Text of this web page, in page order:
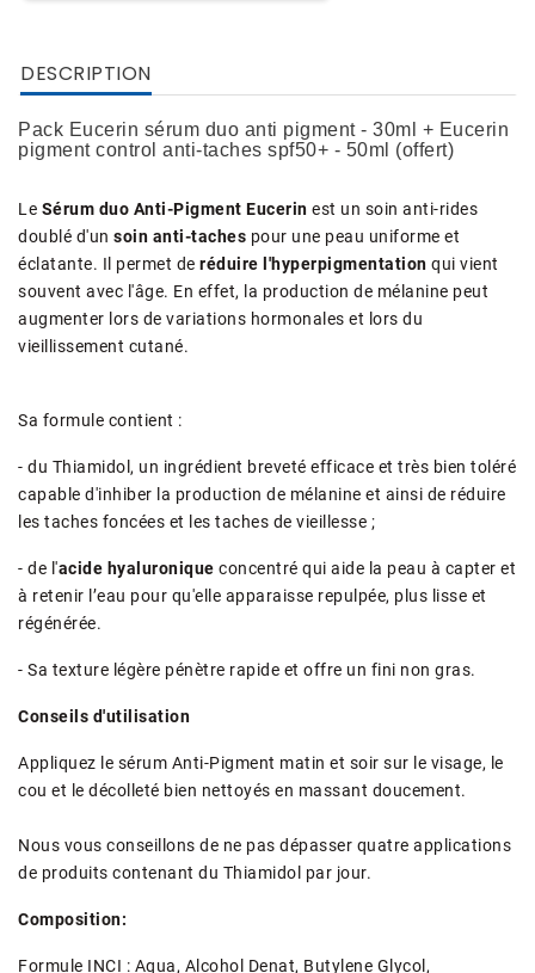
DESCRIPTION
Pack Eucerin sérum duo anti pigment - 30ml + Eucerin
pigment control anti-taches spf50+ - 50ml (offert)
Le Sérum duo Anti-Pigment Eucerin est un soin anti-rides
doublé d'un soin anti-taches pour une peau uniforme et
éclatante. Il permet de réduire l'hyperpigmentation qui vient
souvent avec l'âge. En effet, la production de mélanine peut
augmenter lors de variations hormonales et lors du
vieillissement cutané.
Sa formule contient :
- du Thiamidol, un ingrédient breveté efficace et très bien toléré
capable d'inhiber la production de mélanine et ainsi de réduire
les taches foncées et les taches de vieillesse ;
- de l'acide hyaluronique concentré qui aide la peau à capter et
à retenir l’eau pour qu'elle apparaisse repulpée, plus lisse et
régénérée.
- Sa texture légère pénètre rapide et offre un fini non gras.
Conseils d'utilisation
Appliquez le sérum Anti-Pigment matin et soir sur le visage, le
cou et le décolleté bien nettoyés en massant doucement.
Nous vous conseillons de ne pas dépasser quatre applications
de produits contenant du Thiamidol par jour.
Composition:
Formule INCI : Aqua, Alcohol Denat, Butylene Glycol,